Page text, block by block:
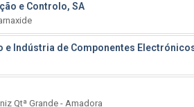
e Controlo, SA
e Indústria de Componentes
Qtª Grande - Amadora